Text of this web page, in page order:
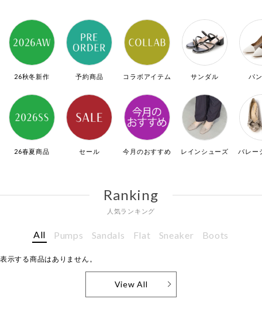
26秋冬新作
26春夏商品
予約商品
セール
コラボアイテム
今月のおすすめ
サンダル
レインシューズ
パ
バレー
Ranking
人気ランキング
All Pumps Sandals Flat Sneaker Boots
表示する商品はありません。
View All